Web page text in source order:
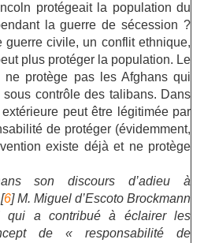
protégeait la population du
la guerre de sécession ?
guerre civile, un conflit ethnique,
plus protéger la population. Le
ne protège pas les Afghans qui
contrôle des talibans. Dans
peut être légitimée par
de protéger (évidemment,
existe déjà et ne protège
son discours d’adieu à
6] M. Miguel d’Escoto Brockmann
qui a contribué à éclairer les
de « responsabilité de